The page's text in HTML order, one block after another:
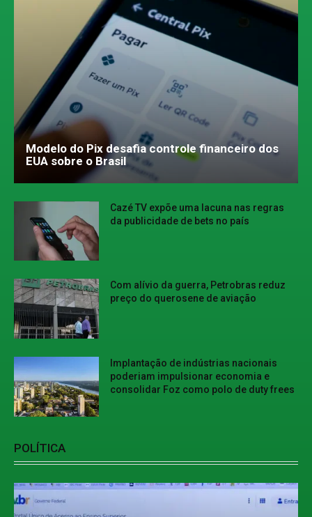
Modelo do Pix desafia controle financeiro dos
EUA sobre o Brasil
Cazé TV expõe uma lacuna nas regras
da publicidade de bets no país
Com alívio da guerra, Petrobras reduz
preço do querosene de aviação
Implantação de indústrias nacionais
poderiam impulsionar economia e
consolidar Foz como polo de duty frees
POLÍTICA